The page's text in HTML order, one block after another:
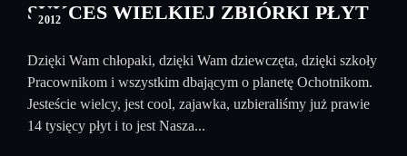
2012
SUKCES WIELKIEJ ZBIÓRKI PŁYT
Dzięki Wam chłopaki, dzięki Wam dziewczęta, dzięki szkoły
Pracownikom i wszystkim dbającym o planetę Ochotnikom.
Jesteście wielcy, jest cool, zajawka, uzbieraliśmy już prawie
14 tysięcy płyt i to jest Nasza...